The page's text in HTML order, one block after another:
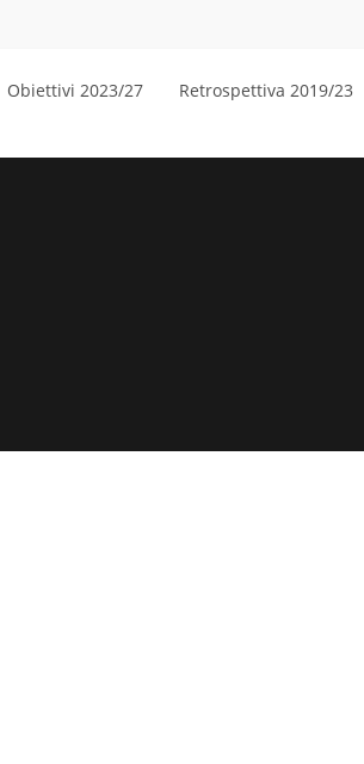
Obiettivi 2023/27 Retrospettiva 2019/23